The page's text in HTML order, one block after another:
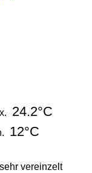
24.2°C
12°C
vereinzelt